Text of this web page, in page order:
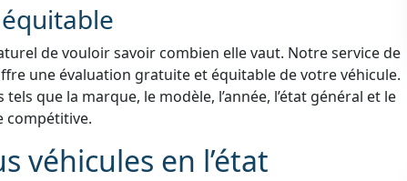
de vouloir savoir combien elle vaut. Notre service de
une évaluation gratuite et équitable de votre véhicule.
que la marque, le modèle, l’année, l’état général et le
compétitive.
véhicules en l’état